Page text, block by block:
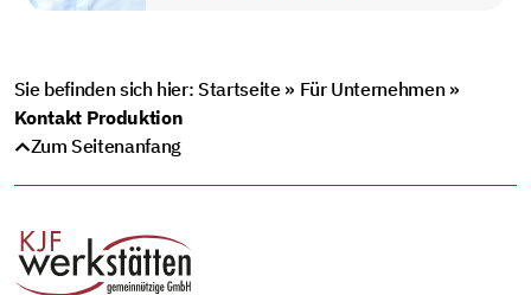
Sie befinden sich hier: Startseite» Für Unternehmen»
Kontakt Produktion
Zum Seitenanfang